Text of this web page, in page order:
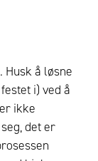
å løsne
i) ved å
ikke
det er